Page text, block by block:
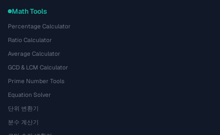
Math Tools
Percentage Calculator
Ratio Calculator
Average Calculator
GCD & LCM Calculator
Prime Number Tools
Equation Solver
단위 변환기
분수 계산기